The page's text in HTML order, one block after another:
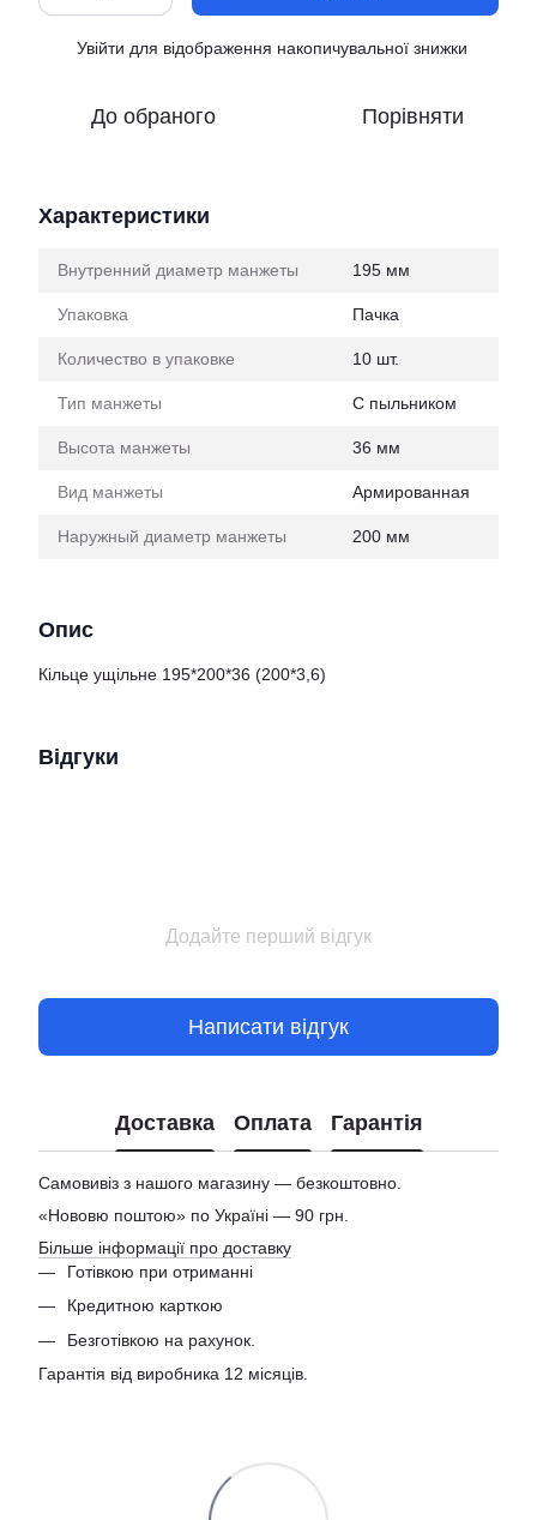
Увійти для відображення накопичувальної знижки
До обраного Порівняти
Характеристики
Внутренний диаметр манжеты 195 мм
Упаковка Пачка
Количество в упаковке 10 шт.
Тип манжеты С пыльником
Высота манжеты 36 мм
Вид манжеты Армированная
Наружный диаметр манжеты 200 мм
Опис
Кільце ущільне 195*200*36 (200*3,6)
Відгуки
Додайте перший відгук
Написати відгук
Доставка Оплата Гарантія
Самовивіз з нашого магазину — безкоштовно.
«Нововю поштою» по Україні — 90 грн.
Більше інформації про доставку
Готівкою при отриманні
Кредитною карткою
Безготівкою на рахунок.
Гарантія від виробника 12 місяців.